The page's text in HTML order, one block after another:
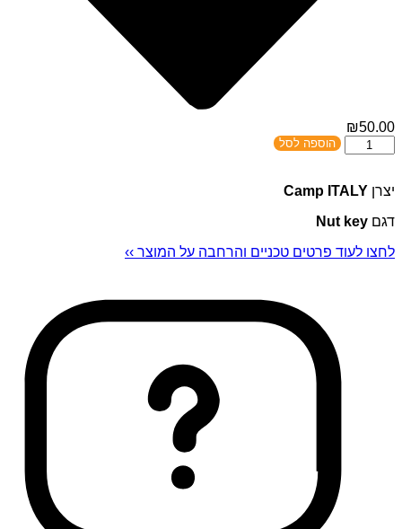
₪50.00
כמות
של
KEY
הוספה לסל
יצרן Camp ITALY
דגם Nut key
לחצו לעוד פרטים טכניים והרחבה על המוצר ››